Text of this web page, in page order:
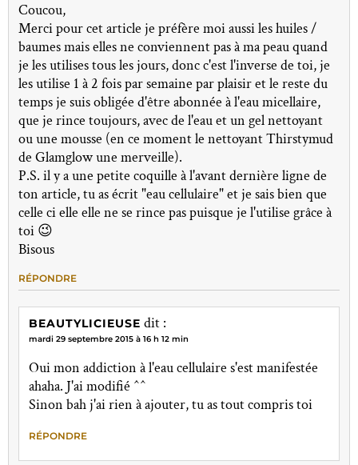
Coucou,
Merci pour cet article je préfère moi aussi les huiles /
baumes mais elles ne conviennent pas à ma peau quand
je les utilises tous les jours, donc c'est l'inverse de toi, je
les utilise 1 à 2 fois par semaine par plaisir et le reste du
temps je suis obligée d'être abonnée à l'eau micellaire,
que je rince toujours, avec de l'eau et un gel nettoyant
ou une mousse (en ce moment le nettoyant Thirstymud
de Glamglow une merveille).
P.S. il y a une petite coquille à l'avant dernière ligne de
ton article, tu as écrit "eau cellulaire" et je sais bien que
celle ci elle elle ne se rince pas puisque je l'utilise grâce à
toi 😉
Bisous
RÉPONDRE
BEAUTYLICIEUSE dit :
mardi 29 septembre 2015 à 16 h 12 min
Oui mon addiction à l'eau cellulaire s'est manifestée
ahaha. J'ai modifié ^^
Sinon bah j'ai rien à ajouter, tu as tout compris toi
RÉPONDRE